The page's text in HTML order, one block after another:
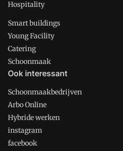
Hospitality
Smart buildings
Young Facility
Catering
Schoonmaak
Ook interessant
Schoonmaakbedrijven
Arbo Online
Hybride werken
instagram
facebook